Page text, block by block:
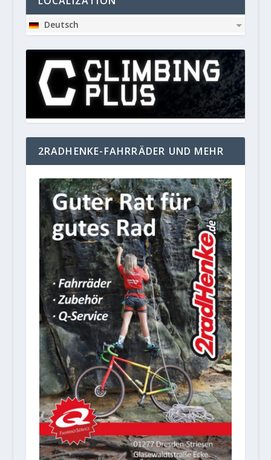
Deutsch
2RADHENKE-FAHRRÄDER UND MEHR